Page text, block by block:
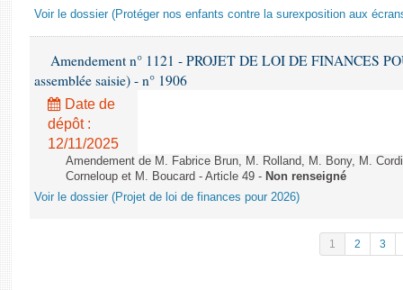
Voir le dossier (Protéger nos enfants contre la surexposition aux
Amendement n° 1121 - PROJET DE LOI DE FINANCES
assemblée saisie) - n° 1906
Date de
dépôt :
12/11/2025
Amendement de M. Fabrice Brun, M. Rolland, M. Bony, M.
Corneloup et M. Boucard - Article 49 - Non renseigné
Voir le dossier (Projet de loi de finances pour 2026)
1 2 3